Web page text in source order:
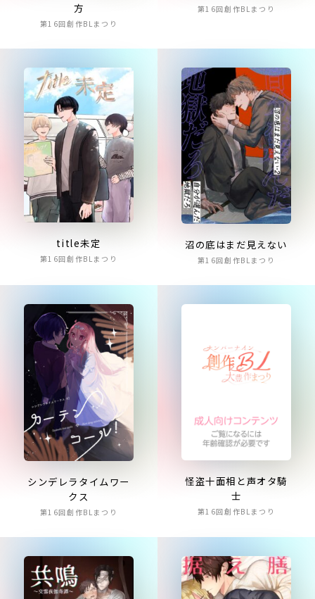
方
第16回創作BLまつり
第16回創作BLまつり
title未定
第16回創作BLまつり
沼の底はまだ見えない
第16回創作BLまつり
シンデレラタイムワー
クス
第16回創作BLまつり
怪盗十面相と声オタ騎
士
第16回創作BLまつり